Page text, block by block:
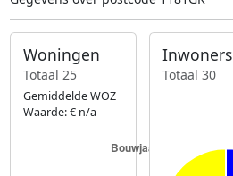
Woningen
Totaal 25
Gemiddelde WOZ
Waarde: € n/a
Inwoners
Totaal 30